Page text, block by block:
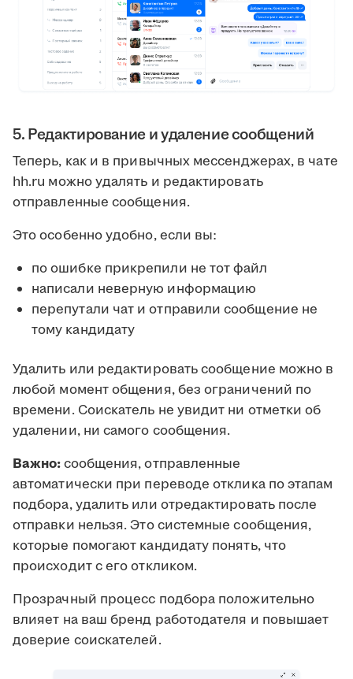
5. Редактирование и удаление сообщений
Теперь, как и в привычных мессенджерах, в чате
hh.ru можно удалять и редактировать
отправленные сообщения.
Это особенно удобно, если вы:
по ошибке прикрепили не тот файл
написали неверную информацию
перепутали чат и отправили сообщение не
тому кандидату
Удалить или редактировать сообщение можно в
любой момент общения, без ограничений по
времени. Соискатель не увидит ни отметки об
удалении, ни самого сообщения.
Важно:сообщения, отправленные
автоматически при переводе отклика по этапам
подбора, удалить или отредактировать после
отправки нельзя. Это системные сообщения,
которые помогают кандидату понять, что
происходит с его откликом.
Прозрачный процесс подбора положительно
влияет на ваш бренд работодателя и повышает
доверие соискателей.